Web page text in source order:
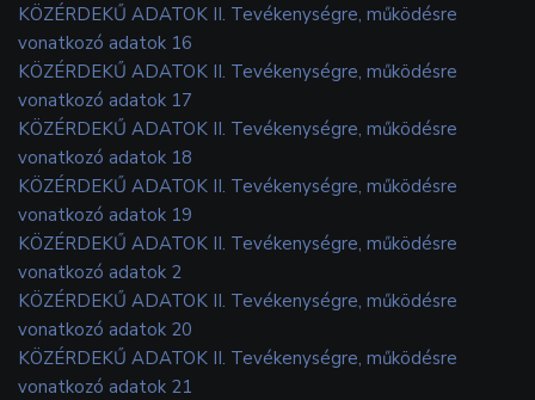
KÖZÉRDEKŰ ADATOK II. Tevékenységre, működésre
vonatkozó adatok 16
KÖZÉRDEKŰ ADATOK II. Tevékenységre, működésre
vonatkozó adatok 17
KÖZÉRDEKŰ ADATOK II. Tevékenységre, működésre
vonatkozó adatok 18
KÖZÉRDEKŰ ADATOK II. Tevékenységre, működésre
vonatkozó adatok 19
KÖZÉRDEKŰ ADATOK II. Tevékenységre, működésre
vonatkozó adatok 2
KÖZÉRDEKŰ ADATOK II. Tevékenységre, működésre
vonatkozó adatok 20
KÖZÉRDEKŰ ADATOK II. Tevékenységre, működésre
vonatkozó adatok 21